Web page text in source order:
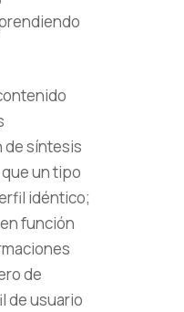
de síntesis
un tipo
idéntico;
función
de
de usuario